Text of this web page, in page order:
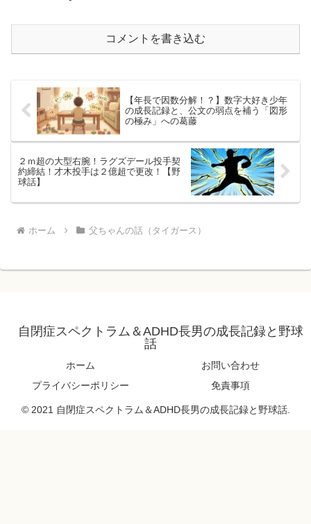
コメントを書き込む
【年長で因数分解！？】数字大好き少年
の成長記録と、公文の弱点を補う「図形
の極み」への葛藤
２ｍ超の大型右腕！ラグズデール投手契
約締結！才木投手は２億超で更改！【野
球話】
ホーム 父ちゃんの話（タイガース）
自閉症スペクトラム＆ADHD長男の成長記録と野球
話
ホーム
お問い合わせ
プライバシーポリシー
免責事項
© 2021 自閉症スペクトラム＆ADHD長男の成長記録と野球話.